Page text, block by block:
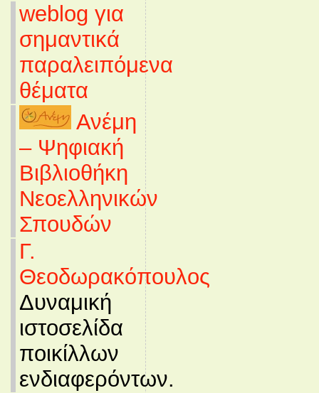
weblog για
σημαντικά
παραλειπόμενα
θέματα
Ανέμη
– Ψηφιακή
Βιβλιοθήκη
Νεοελληνικών
Σπουδών
Γ.
Θεοδωρακόπουλος
Δυναμική
ιστοσελίδα
ποικίλλων
ενδιαφερόντων.